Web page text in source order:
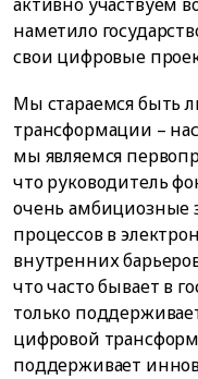
наметило
свои цифровые
Мы стараемся быть
трансформации –
мы являемся
что руководитель
очень амбициозные
процессов в
внутренних
что часто бывает в
только
цифровой
поддерживает